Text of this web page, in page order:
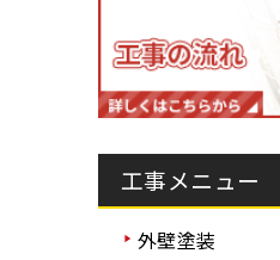
工事メニュー
外壁塗装